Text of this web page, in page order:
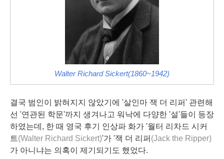
Walter Richard Sickert(1860~1942)
결국 범인이 밝혀지지 않았기에 '살인마 잭 더 리퍼' 관련해
선 '연관된 학문'까지 생겨나고 워낙에 다양한 '설'들이 등장
하였는데, 한 때 영국 후기 인상파 화가 '월터 리차드 시커
트(Walter Richard Sickert)'가 '잭 더 리퍼 (Jack the Ripper)
가 아니냐는 의혹이 제기되기도 했었다.